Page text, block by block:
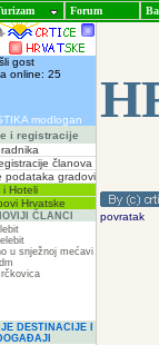
Forum
gost
online: 25
modlogan
i registracije
članova
podataka gradovi
i Hoteli
Hrvatske
ČLANCI
u snježnoj mećavi
DESTINACIJE I
povratak